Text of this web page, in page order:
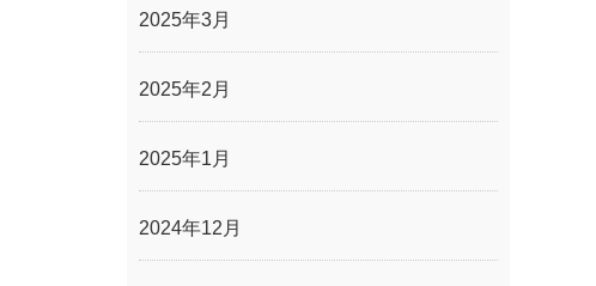
2025年3月
2025年2月
2025年1月
2024年12月